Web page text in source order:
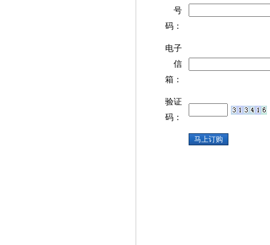
号
码：
电子
信
箱：
验证
码：